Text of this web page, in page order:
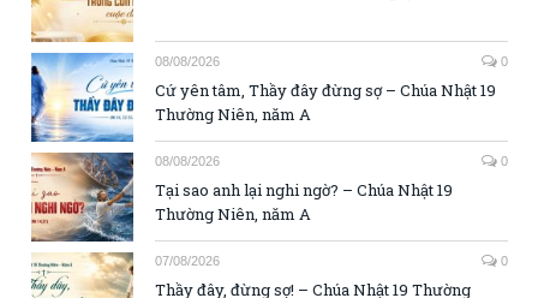
08/08/2026 0
Cứ yên tâm, Thầy đây đừng sợ – Chúa Nhật 19
Thường Niên, năm A
08/08/2026 0
Tại sao anh lại nghi ngờ? – Chúa Nhật 19
Thường Niên, năm A
07/08/2026 0
Thầy đây, đừng sợ! – Chúa Nhật 19 Thường